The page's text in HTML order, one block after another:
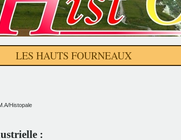
LES HAUTS FOURNEAUX
Histopale
: